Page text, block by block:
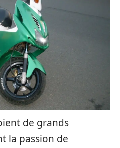
de grands
la passion de